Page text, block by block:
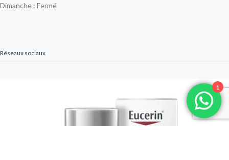
Dimanche : Fermé
Réseaux sociaux
1